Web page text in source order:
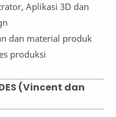
Aplikasi 3D dan
dan material produk
produksi
(Vincent dan